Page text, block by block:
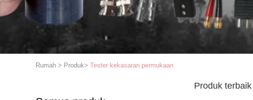
Rumah > Produk> Tester kekasaran permukaan
Produk terbaik